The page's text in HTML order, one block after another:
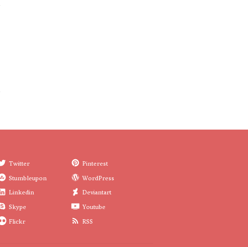
Twitter
Pinterest
Stumbleupon
WordPress
Linkedin
Deviantart
Skype
Youtube
Flickr RSS